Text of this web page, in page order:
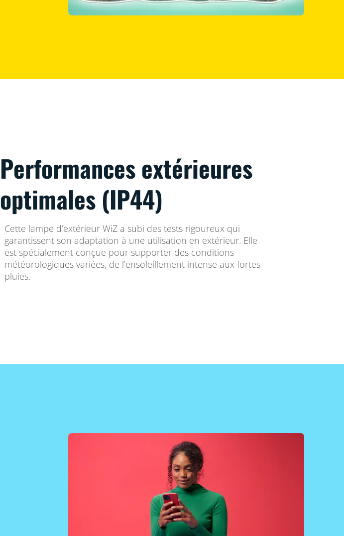
Performances extérieures
optimales (IP44)
Cette lampe d’extérieur WiZ a subi des tests rigoureux qui
garantissent son adaptation à une utilisation en extérieur. Elle
est spécialement conçue pour supporter des conditions
météorologiques variées, de l’ensoleillement intense aux fortes
pluies.